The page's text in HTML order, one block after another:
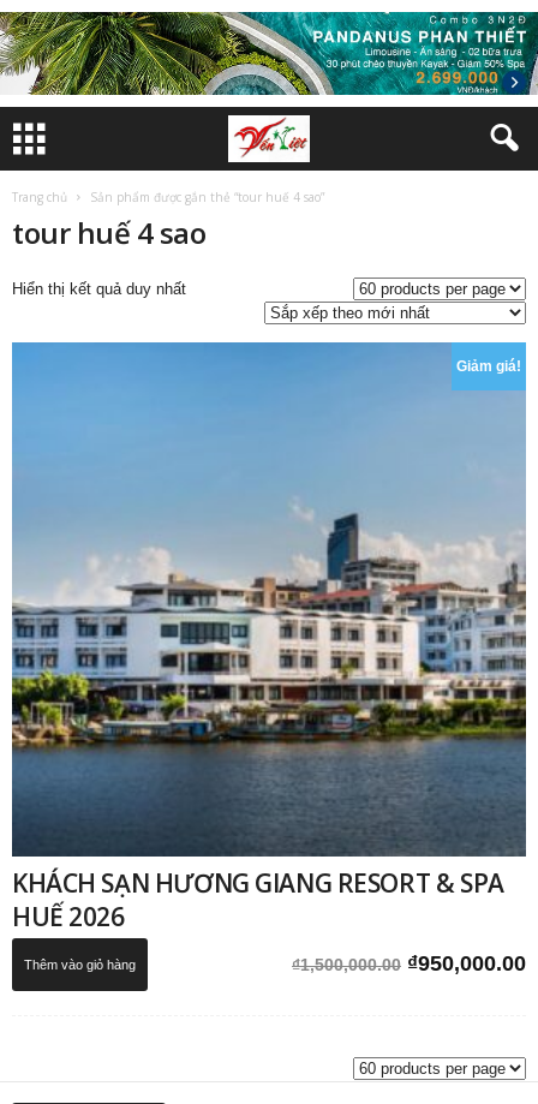
Trang chủ Sản phẩm được gắn thẻ “tour huế 4 sao”
tour huế 4 sao
Hiển thị kết quả duy nhất
Giảm giá!
KHÁCH SẠN HƯƠNG GIANG RESORT & SPA
HUẾ 2026
₫1,500,000.00 Giá
₫950,000.00
Thêm vào giỏ hàng